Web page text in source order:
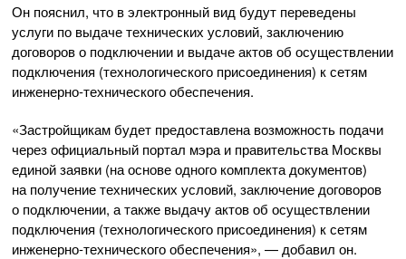
Он пояснил, что в электронный вид будут переведены
услуги по выдаче технических условий, заключению
договоров о подключении и выдаче актов об осуществлении
подключения (технологического присоединения) к сетям
инженерно-техническогообеспечения.
«Застройщикам будет предоставлена возможность подачи
через официальный портал мэра и правительства Москвы
единой заявки (на основе одного комплекта документов)
на получение технических условий, заключение договоров
о подключении, а также выдачу актов об осуществлении
подключения (технологического присоединения) к сетям
инженерно-техническогообеспечения», — добавил он.